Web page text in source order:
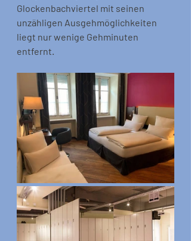
Glockenbachviertel mit seinen
unzähligen Ausgehmöglichkeiten
liegt nur wenige Gehminuten
entfernt.